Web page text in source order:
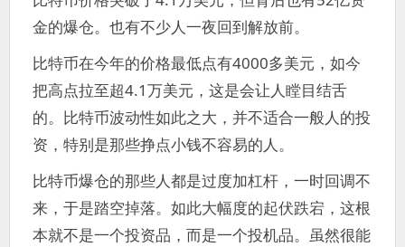
金的爆仓。也有不少人一夜回到解放前。
比特币在今年的价格最低点有4000多美元，如今
把高点拉至超4.1万美元，这是会让人瞠目结舌
的。比特币波动性如此之大，并不适合一般人的投
资，特别是那些挣点小钱不容易的人。
比特币爆仓的那些人都是过度加杠杆，一时回调不
来，于是踏空掉落。如此大幅度的起伏跌宕，这根
本就不是一个投资品，而是一个投机品。虽然很能